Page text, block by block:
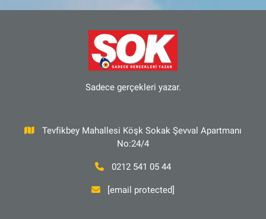
Sadece gerçekleri yazar.
Tevfikbey Mahallesi Köşk Sokak Şevval Apartmanı
No:24/4
0212 541 05 44
[email protected]